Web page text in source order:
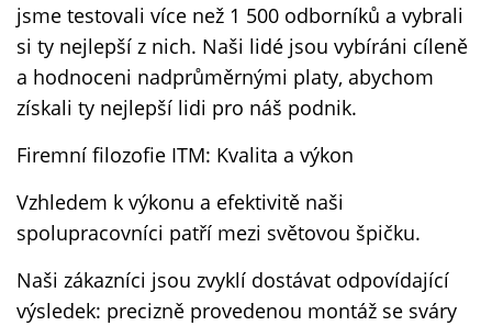
jsme testovali více než 1 500 odborníků a vybrali
si ty nejlepší z nich. Naši lidé jsou vybíráni cíleně
a hodnoceni nadprůměrnými platy, abychom
získali ty nejlepší lidi pro náš podnik.
Firemní filozofie ITM: Kvalita a výkon
Vzhledem k výkonu a efektivitě naši
spolupracovníci patří mezi světovou špičku.
Naši zákazníci jsou zvyklí dostávat odpovídající
výsledek: precizně provedenou montáž se sváry